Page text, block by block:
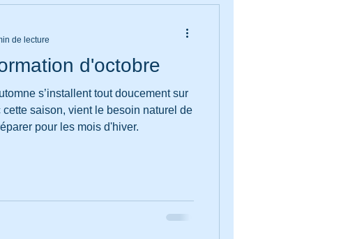
d'octobre
s’installent tout doucement sur
cette saison, vient le besoin naturel de
pour les mois d'hiver.
de lecture